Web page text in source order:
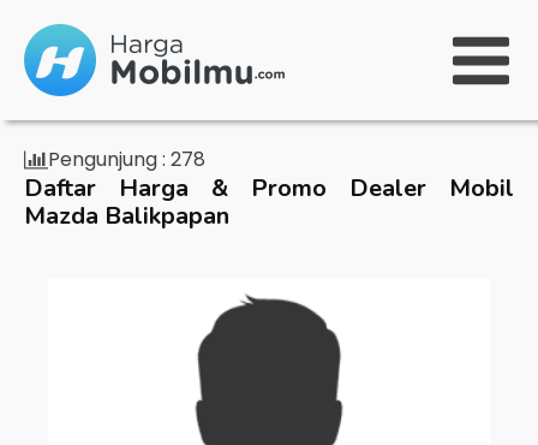
Pengunjung : 278
Daftar Harga & Promo Dealer Mobil
Mazda Balikpapan